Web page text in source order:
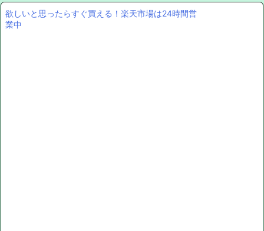
欲しいと思ったらすぐ買える！楽天市場は24時間営
業中